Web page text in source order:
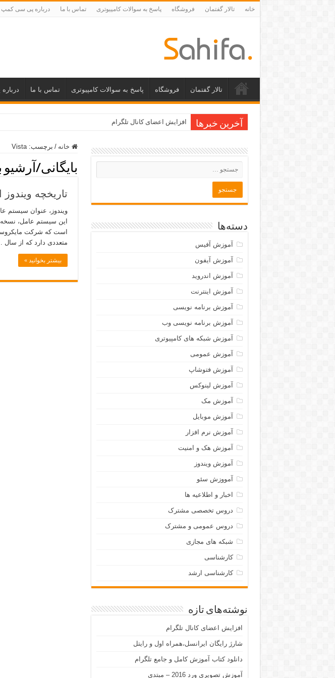
خانه تالار گفتمان فروشگاه پاسخ به سوالات کامپیوتری تماس با ما درباره پی سی کمپ
تالار گفتمان فروشگاه پاسخ به سوالات کامپیوتری تماس با ما
آخرین خبرها افزایش اعضای کانال تلگرام
خانه / برچسب:Vista
بایگانی/
تاریخچه ویندوز
این سیستم عامل، نسخه
متعددی دارد که از سال …
بیشتر بخوانید »
دسته‌ها
آموزش آفیس
آموزش آیفون
آموزش اندروید
آموزش اینترنت
آموزش برنامه نویسی
آموزش برنامه نویسی وب
آموزش شبکه های کامپیوتری
آموزش عمومی
آموزش فتوشاپ
آموزش لینوکس
آموزش مک
آموزش موبایل
آموزش نرم افزار
آموزش هک و امنیت
آموزش ویندوز
آمووزش سئو
اخبار و اطلاعیه ها
دروس تخصصی مشترک
دروس عمومی و مشترک
شبکه های مجازی
کارشناسی
کارشناسی ارشد
نوشته‌های تازه
افزایش اعضای کانال تلگرام
شارژ رایگان ایرانسل،همراه اول و رایتل
دانلود کتاب آموزش کامل و جامع تلگرام
آموزش تصویری ورد 2016 – مبتدی